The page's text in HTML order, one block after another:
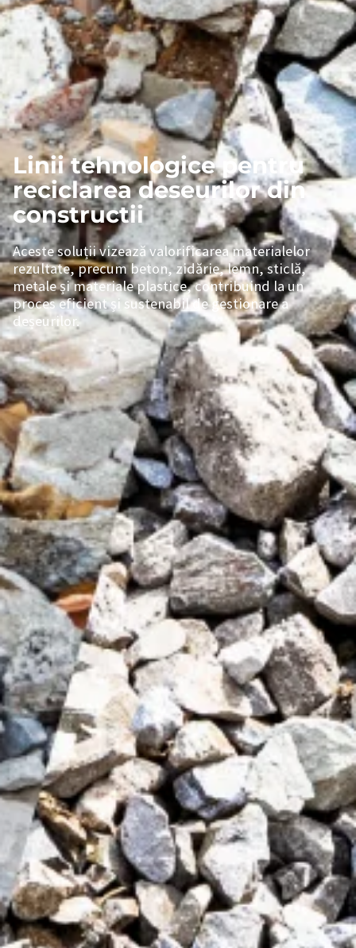
Linii tehnologice pentru
reciclarea deseurilor din
constructii
Aceste soluții vizează valorificarea materialelor
rezultate, precum beton, zidărie, lemn, sticlă,
metale și materiale plastice, contribuind la un
proces eficient și sustenabil de gestionare a
deșeurilor.